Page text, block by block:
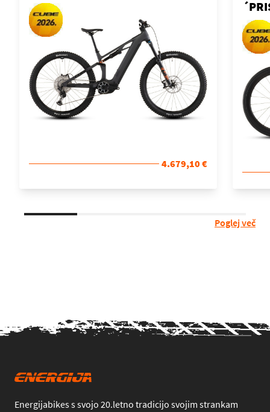
4.679,10 €
Poglej več
Energijabikes s svojo 20.letno tradicijo svojim strankam